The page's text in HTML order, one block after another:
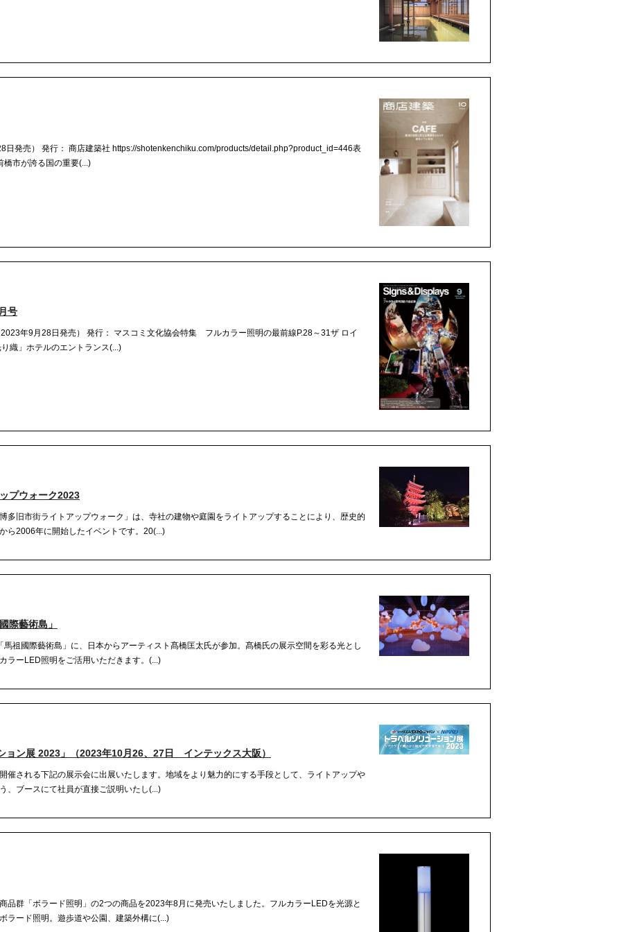
日発売） 発行： 商店建築社 https://shotenkenchiku.com/products/detail.php?product_id=446表
橋市が誇る国の重要(...)
号
年9月28日発売） 発行： マスコミ文化協会特集 フルカラー照明の最前線P.28～31ザ ロイ
織」ホテルのエントランス(...)
プウォーク2023
多旧市街ライトアップウォーク」は、寺社の建物や庭園をライトアップすることにより、歴史的
ら2006年に開始したイベントです。20(...)
際藝術島」
祖國際藝術島」に、日本からアーティスト髙橋匡太氏が参加。髙橋氏の展示空間を彩る光とし
ラーLED照明をご活用いただきます。(...)
ョン展 2023」（2023年10月26、27日 インテックス大阪）
催される下記の展示会に出展いたします。地域をより魅力的にする手段として、ライトアップや
、ブースにて社員が直接ご説明いたし(...)
品群「ボラード照明」の2つの商品を2023年8月に発売いたしました。フルカラーLEDを光源と
ラード照明。遊歩道や公園、建築外構に(...)